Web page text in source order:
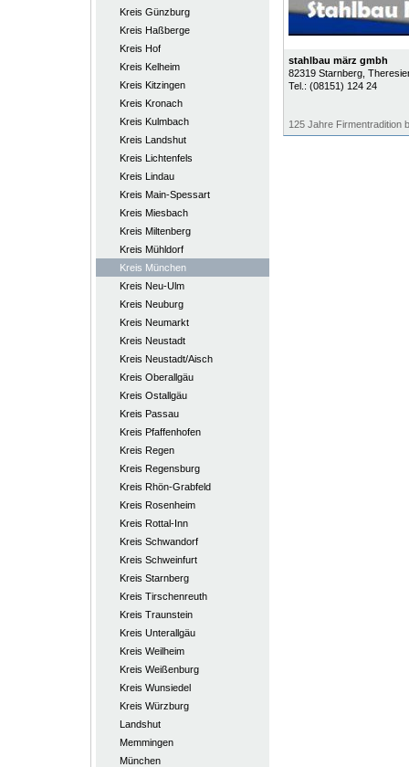
Kreis Günzburg
Kreis Haßberge
Kreis Hof
Kreis Kelheim
Kreis Kitzingen
Kreis Kronach
Kreis Kulmbach
Kreis Landshut
Kreis Lichtenfels
Kreis Lindau
Kreis Main-Spessart
Kreis Miesbach
Kreis Miltenberg
Kreis Mühldorf
Kreis München
Kreis Neu-Ulm
Kreis Neuburg
Kreis Neumarkt
Kreis Neustadt
Kreis Neustadt/Aisch
Kreis Oberallgäu
Kreis Ostallgäu
Kreis Passau
Kreis Pfaffenhofen
Kreis Regen
Kreis Regensburg
Kreis Rhön-Grabfeld
Kreis Rosenheim
Kreis Rottal-Inn
Kreis Schwandorf
Kreis Schweinfurt
Kreis Starnberg
Kreis Tirschenreuth
Kreis Traunstein
Kreis Unterallgäu
Kreis Weilheim
Kreis Weißenburg
Kreis Wunsiedel
Kreis Würzburg
Landshut
Memmingen
München
stahlbau märz gmbh
82319 Starnberg,
Tel.: (08151) 124 24
125 Jahre Firmentradition